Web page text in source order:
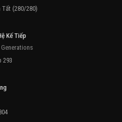
Tất (280/280)
Kế Tiếp
293